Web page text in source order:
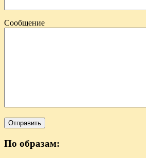
Сообщение
По образам: